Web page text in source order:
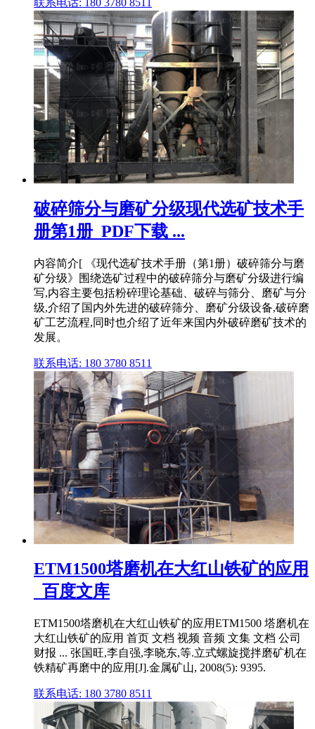
破碎筛分与磨矿分级现代选矿技术手
册第1册_PDF下载 ...
内容简介[ 《现代选矿技术手册（第1册）破碎筛分与磨
矿分级》围绕选矿过程中的破碎筛分与磨矿分级进行编
写,内容主要包括粉碎理论基础、破碎与筛分、磨矿与分
级,介绍了国内外先进的破碎筛分、磨矿分级设备,破碎磨
矿工艺流程,同时也介绍了近年来国内外破碎磨矿技术的
发展。
联系电话: 180 3780 8511
ETM1500塔磨机在大红山铁矿的应用
_百度文库
ETM1500塔磨机在大红山铁矿的应用ETM1500 塔磨机在
大红山铁矿的应用 首页 文档 视频 音频 文集 文档 公司
财报 ... 张国旺,李自强,李晓东,等.立式螺旋搅拌磨矿机在
铁精矿再磨中的应用[J].金属矿山, 2008(5): 9395.
联系电话: 180 3780 8511